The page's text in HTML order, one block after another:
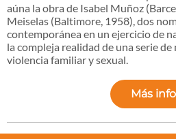
aúna la obra de Isabel Muñoz
Meiselas (Baltimore, 1958), dos
contemporánea en un ejercicio de
la compleja realidad de una serie
violencia familiar y sexual.
Más info